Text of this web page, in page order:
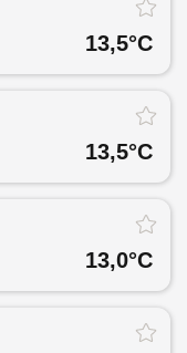
13,5°C
13,5°C
13,0°C